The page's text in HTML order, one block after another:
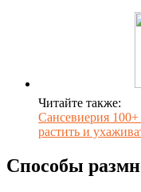
Читайте также:
Сансевиерия
растить и
Способы